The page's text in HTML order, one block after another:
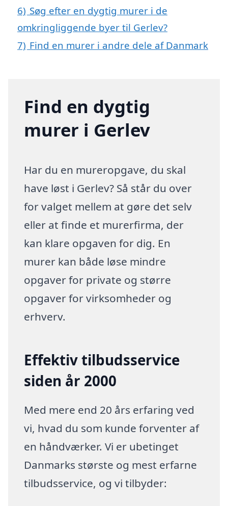
6) Søg efter en dygtig murer i de
omkringliggende byer til Gerlev?
7) Find en murer i andre dele af Danmark
Find en dygtig
murer i Gerlev
Har du en mureropgave, du skal
have løst i Gerlev? Så står du over
for valget mellem at gøre det selv
eller at finde et murerfirma, der
kan klare opgaven for dig. En
murer kan både løse mindre
opgaver for private og større
opgaver for virksomheder og
erhverv.
Effektiv tilbudsservice
siden år 2000
Med mere end 20 års erfaring ved
vi, hvad du som kunde forventer af
en håndværker. Vi er ubetinget
Danmarks største og mest erfarne
tilbudsservice, og vi tilbyder: